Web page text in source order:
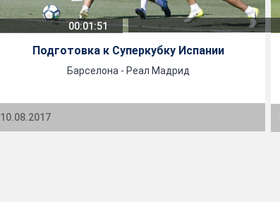
00:01:51
Подготовка к Суперкубку Испании
Барселона - Реал Мадрид
10.08.2017